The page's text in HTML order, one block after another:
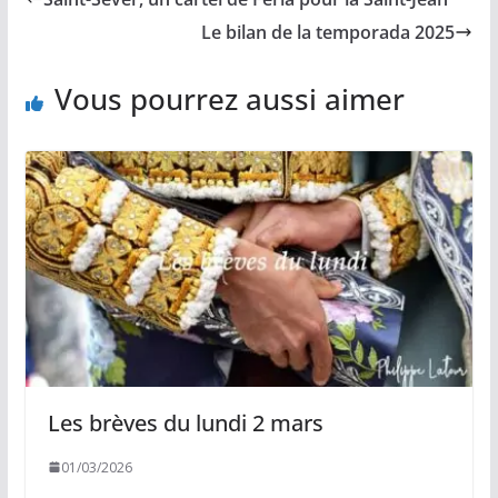
o
i
A
p
g
e
Le bilan de la temporada 2025
Vous pourrez aussi aimer
Les brèves du lundi 2 mars
01/03/2026